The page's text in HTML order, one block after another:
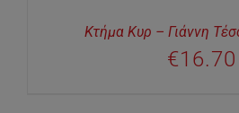
Κτήμα Κυρ – Γιάννη
€16.70